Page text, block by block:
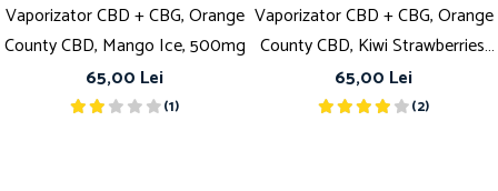
Vaporizator CBD + CBG, Orange
County CBD, Mango Ice, 500mg
65,00 Lei
(1)
Vaporizator CBD + CBG, Orange
County CBD, Kiwi Strawberries,
500mg
65,00 Lei
(2)